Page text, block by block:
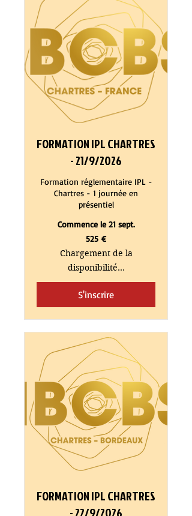
FORMATION IPL CHARTRES
- 21/9/2026
Formation réglementaire IPL -
Chartres - 1 journée en
présentiel
Commence le 21 sept.
525 €
Chargement de la
disponibilité...
S'inscrire
FORMATION IPL CHARTRES
- 22/9/2026